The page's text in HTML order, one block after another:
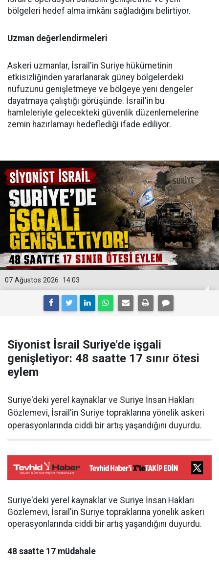
bölgeleri hedef alma imkânı sağladığını belirtiyor.
Uzman değerlendirmeleri
Askeri uzmanlar, İsrail'in Suriye hükümetinin
etkisizliğinden yararlanarak güney bölgelerdeki
nüfuzunu genişletmeye ve bölgeye yeni dengeler
dayatmaya çalıştığı görüşünde. İsrail'in bu
hamleleriyle gelecekteki güvenlik düzenlemelerine
zemin hazırlamayı hedeflediği ifade ediliyor.
14:03
07 Ağustos 2026
Siyonist İsrail Suriye'de işgali
genişletiyor: 48 saatte 17 sınır ötesi
eylem
Suriye'deki yerel kaynaklar ve Suriye İnsan Hakları
Gözlemevi, İsrail'in Suriye topraklarına yönelik askeri
operasyonlarında ciddi bir artış yaşandığını duyurdu.
Suriye'deki yerel kaynaklar ve Suriye İnsan Hakları
Gözlemevi, İsrail'in Suriye topraklarına yönelik askeri
operasyonlarında ciddi bir artış yaşandığını duyurdu.
48 saatte 17 müdahale